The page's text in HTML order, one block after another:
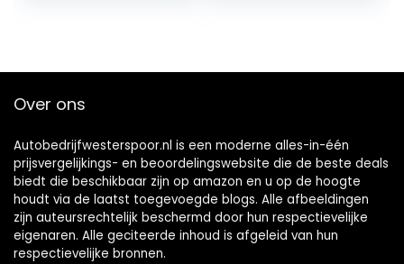
Over ons
Autobedrijfwesterspoor.nl is een moderne alles-in-één
prijsvergelijkings- en beoordelingswebsite die de beste deals
biedt die beschikbaar zijn op amazon en u op de hoogte
houdt via de laatst toegevoegde blogs. Alle afbeeldingen
zijn auteursrechtelijk beschermd door hun respectievelijke
eigenaren. Alle geciteerde inhoud is afgeleid van hun
respectievelijke bronnen.